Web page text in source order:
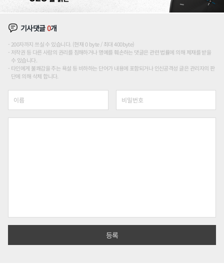
기사댓글0개
200자까지 쓰실 수 있습니다. (현재 0 byte / 최대 400byte)
저작권 등 다른 사람의 권리를 침해하거나 명예를 훼손하는 댓글은 관련 법률에 의해 제재를 받을
수 있습니다.
타인에게 불쾌감을 주는 욕설 등 비하하는 단어가 내용에 포함되거나 인신공격성 글은 관리자의 판
단에 의해 삭제 합니다.